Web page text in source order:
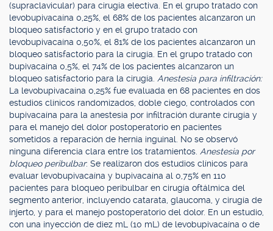
(supraclavicular) para cirugía electiva. En el grupo tratado con
levobupivacaína 0,25%, el 68% de los pacientes alcanzaron un
bloqueo satisfactorio y en el grupo tratado con
levobupivacaína 0,50%, el 81% de los pacientes alcanzaron un
bloqueo satisfactorio para la cirugía. En el grupo tratado con
bupivacaína 0,5%, el 74% de los pacientes alcanzaron un
bloqueo satisfactorio para la cirugía. Anestesia para infiltración:
La levobupivacaína 0,25% fue evaluada en 68 pacientes en dos
estudios clínicos randomizados, doble ciego, controlados con
bupivacaína para la anestesia por infiltración durante cirugía y
para el manejo del dolor postoperatorio en pacientes
sometidos a reparación de hernia inguinal. No se observó
ninguna diferencia clara entre los tratamientos. Anestesia por
bloqueo peribulbar: Se realizaron dos estudios clínicos para
evaluar levobupivacaína y bupivacaína al 0,75% en 110
pacientes para bloqueo peribulbar en cirugía oftálmica del
segmento anterior, incluyendo catarata, glaucoma, y cirugía de
injerto, y para el manejo postoperatorio del dolor. En un estudio,
con una inyección de diez mL (10 mL) de levobupivacaína o de